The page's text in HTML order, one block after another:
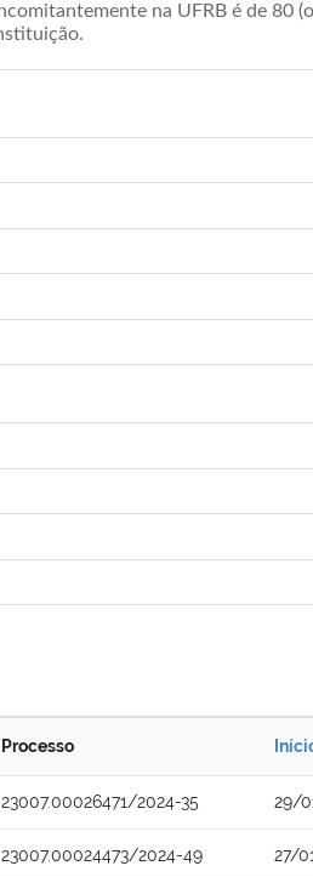
na UFRB é de 80
Processo
23007.00026471/2024-35 29/
23007.00024473/2024-49 27/